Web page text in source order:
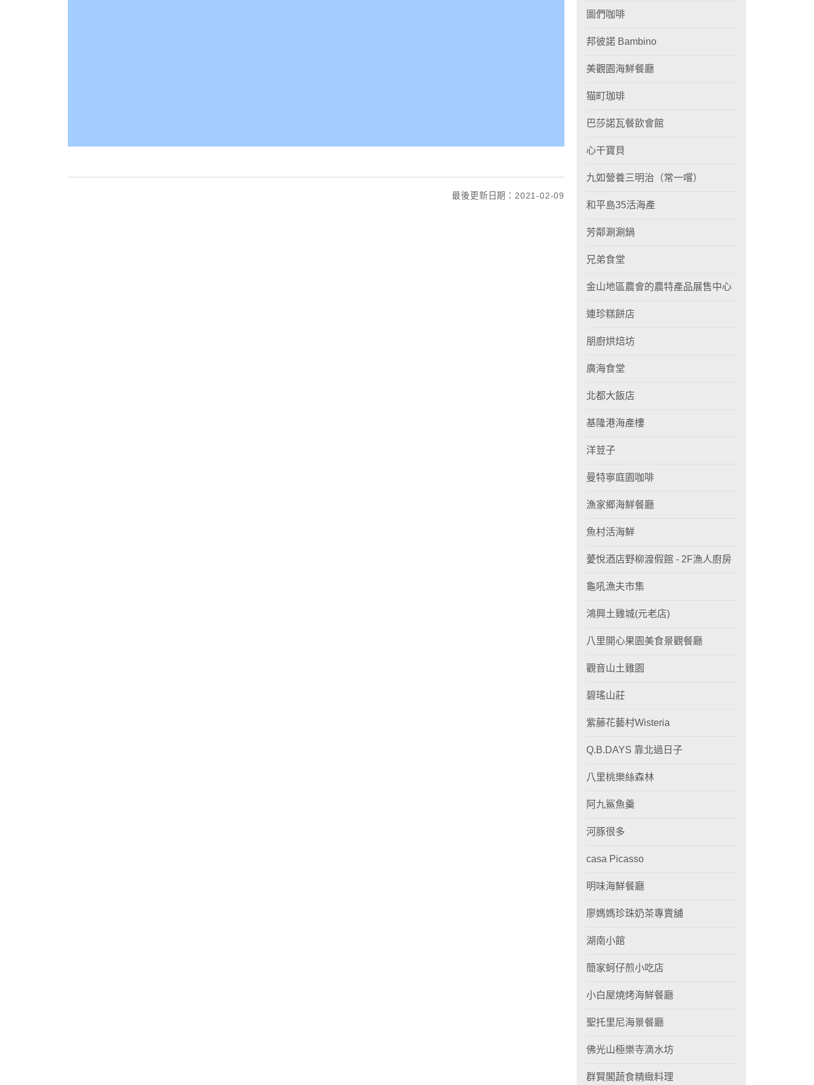
最後更新日期：2021-02-09
圖們咖啡
邦彼諾 Bambino
美觀園海鮮餐廳
猫町珈琲
巴莎諾瓦餐飲會館
心干寶貝
九如營養三明治（常一嚐）
和平島35活海產
芳鄰涮涮鍋
兄弟食堂
金山地區農會的農特產品展售中心
連珍糕餅店
朋廚烘焙坊
廣海食堂
北都大飯店
基隆港海產樓
洋荳子
曼特寧庭園咖啡
漁家鄉海鮮餐廳
魚村活海鮮
薆悅酒店野柳渡假館 - 2F漁人廚房
龜吼漁夫市集
鴻興土雞城(元老店)
八里開心果園美食景觀餐廳
觀音山土雞園
碧瑤山莊
紫藤花藝村Wisteria
Q.B.DAYS 靠北過日子
八里桃樂絲森林
阿九鯊魚羹
河豚很多
casa Picasso
明味海鮮餐廳
廖媽媽珍珠奶茶專賣舖
湖南小館
簡家蚵仔煎小吃店
小白屋燒烤海鮮餐廳
聖托里尼海景餐廳
佛光山極樂寺滴水坊
群賢閣蔬食精緻料理